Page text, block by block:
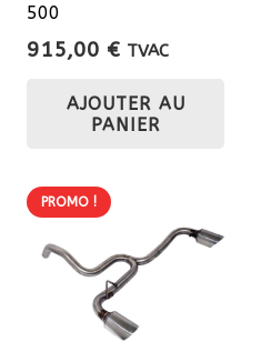
500
915,00 € TVAC
AJOUTER AU
PANIER
PROMO !